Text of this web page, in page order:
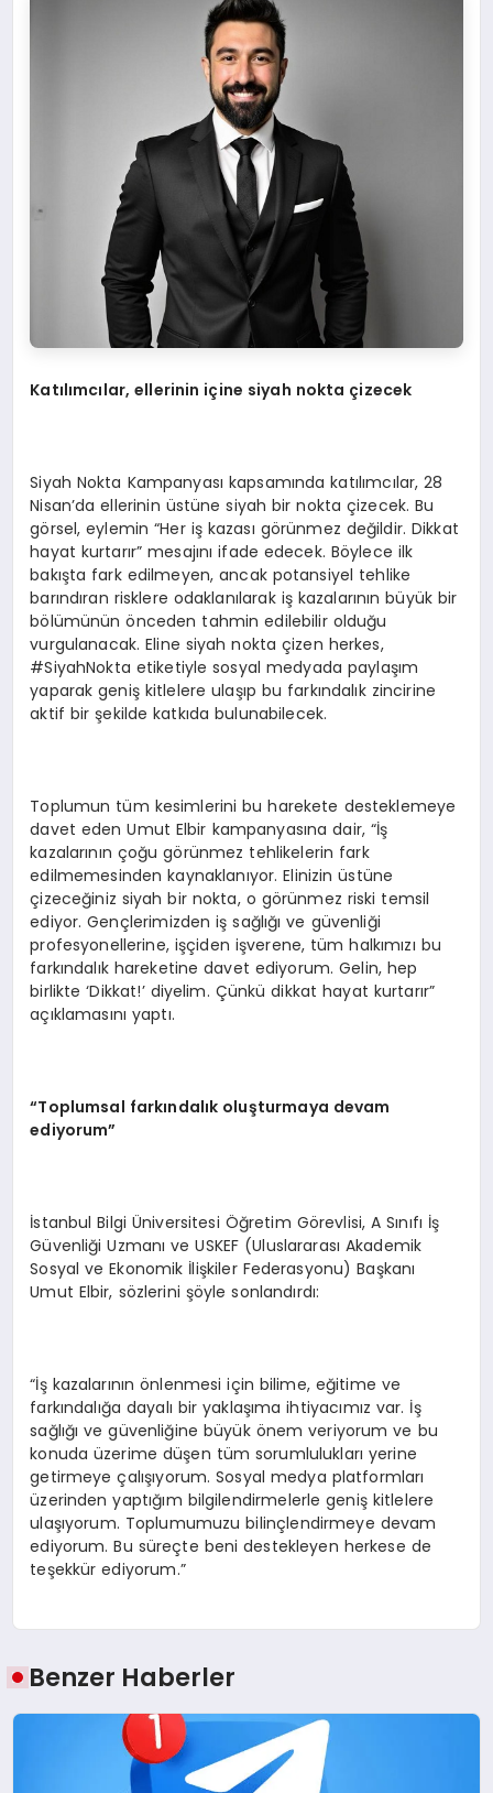
Katılımcılar, ellerinin içine siyah nokta çizecek
Siyah Nokta Kampanyası kapsamında katılımcılar, 28
Nisan’da ellerinin üstüne siyah bir nokta çizecek. Bu
görsel, eylemin “Her iş kazası görünmez değildir. Dikkat
hayat kurtarır” mesajını ifade edecek. Böylece ilk
bakışta fark edilmeyen, ancak potansiyel tehlike
barındıran risklere odaklanılarak iş kazalarının büyük bir
bölümünün önceden tahmin edilebilir olduğu
vurgulanacak. Eline siyah nokta çizen herkes,
#SiyahNokta etiketiyle sosyal medyada paylaşım
yaparak geniş kitlelere ulaşıp bu farkındalık zincirine
aktif bir şekilde katkıda bulunabilecek.
Toplumun tüm kesimlerini bu harekete desteklemeye
davet eden Umut Elbir kampanyasına dair, “İş
kazalarının çoğu görünmez tehlikelerin fark
edilmemesinden kaynaklanıyor. Elinizin üstüne
çizeceğiniz siyah bir nokta, o görünmez riski temsil
ediyor. Gençlerimizden iş sağlığı ve güvenliği
profesyonellerine, işçiden işverene, tüm halkımızı bu
farkındalık hareketine davet ediyorum. Gelin, hep
birlikte ‘Dikkat!’ diyelim. Çünkü dikkat hayat kurtarır”
açıklamasını yaptı.
“Toplumsal farkındalık oluşturmaya devam
ediyorum”
İstanbul Bilgi Üniversitesi Öğretim Görevlisi, A Sınıfı İş
Güvenliği Uzmanı ve USKEF (Uluslararası Akademik
Sosyal ve Ekonomik İlişkiler Federasyonu) Başkanı
Umut Elbir, sözlerini şöyle sonlandırdı:
“İş kazalarının önlenmesi için bilime, eğitime ve
farkındalığa dayalı bir yaklaşıma ihtiyacımız var. İş
sağlığı ve güvenliğine büyük önem veriyorum ve bu
konuda üzerime düşen tüm sorumlulukları yerine
getirmeye çalışıyorum. Sosyal medya platformları
üzerinden yaptığım bilgilendirmelerle geniş kitlelere
ulaşıyorum. Toplumumuzu bilinçlendirmeye devam
ediyorum. Bu süreçte beni destekleyen herkese de
teşekkür ediyorum.”
Benzer Haberler